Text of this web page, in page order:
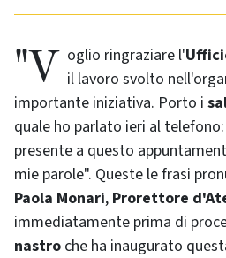
"Voglio ringraziare l'
il lavoro svolto
importante iniziativa. Porto i
quale ho parlato ieri al
presente a questo
mie parole". Queste le frasi
Paola Monari, Prorettore
immediatamente prima di
nastro che ha inaugurato